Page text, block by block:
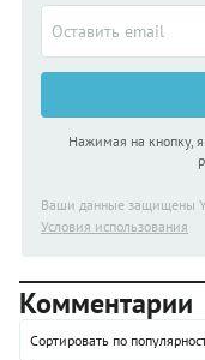
Нажимая на кнопку,
Ваши данные защищены
Условия использования
Комментарии
Сортировать по